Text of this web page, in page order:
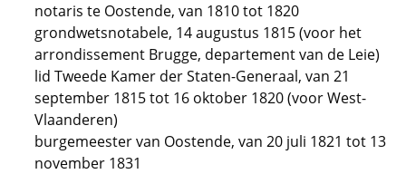
notaris te Oostende, van 1810 tot 1820
grondwetsnotabele, 14 augustus 1815 (voor het
arrondissement Brugge, departement van de Leie)
lid Tweede Kamer der Staten-Generaal, van 21
september 1815 tot 16 oktober 1820 (voor West-
Vlaanderen)
burgemeester van Oostende, van 20 juli 1821 tot 13
november 1831